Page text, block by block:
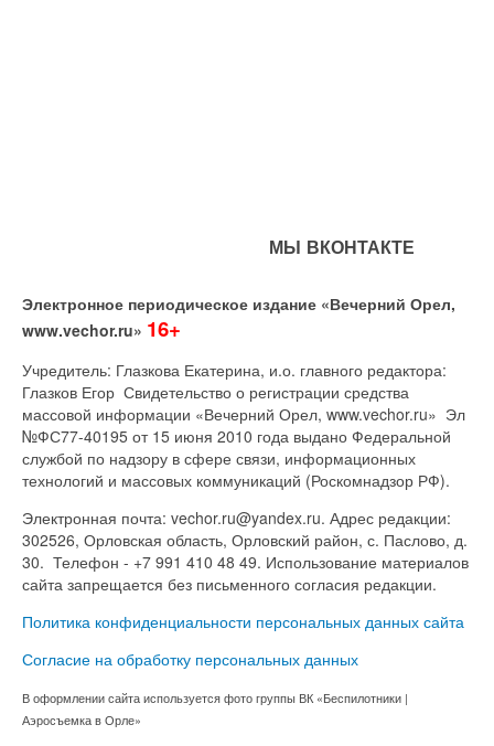
МЫ ВКОНТАКТЕ
Электронное периодическое издание «Вечерний Орел,
www.vechor.ru» 16+
Учредитель: Глазкова Екатерина, и.о. главного редактора:
Глазков Егор Свидетельство о регистрации средства
массовой информации «Вечерний Орел, www.vechor.ru» Эл
№ФС77-40195 от 15 июня 2010 года выдано Федеральной
службой по надзору в сфере связи, информационных
технологий и массовых коммуникаций (Роскомнадзор РФ).
Электронная почта: vechor.ru@yandex.ru. Адрес редакции:
302526, Орловская область, Орловский район, с. Паслово, д.
30. Телефон - +7 991 410 48 49. Использование материалов
сайта запрещается без письменного согласия редакции.
Политика конфиденциальности персональных данных сайта
Согласие на обработку персональных данных
В оформлении сайта используется фото группы ВК «Беспилотники |
Аэросъемка в Орле»